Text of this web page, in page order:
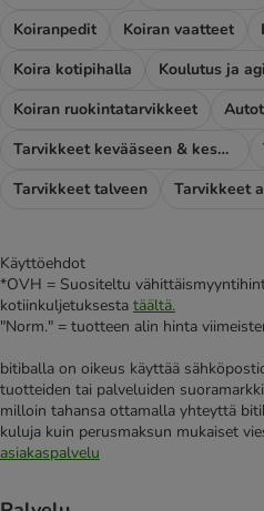
Koiranpedit
Koiran vaatteet
Koira kotipihalla
Koulutus ja
Koiran ruokintatarvikkeet
Tarvikkeet kevääseen & kesään
Tarvikkeet talveen
Tarvikkeet
Käyttöehdot
*OVH = Suositeltu
kotiinkuljetuksesta täältä.
"Norm." = tuotteen alin hinta
bitiballa on oikeus käyttää
tuotteiden tai palveluiden
milloin tahansa ottamalla yhteyttä
kuluja kuin perusmaksun mukaiset
asiakaspalvelu